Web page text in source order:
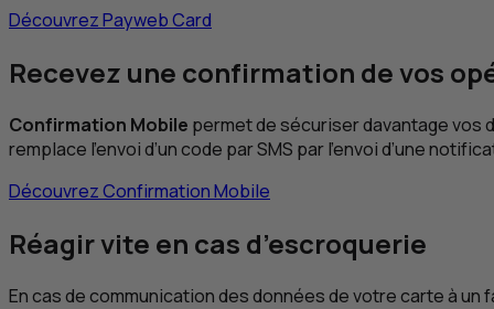
DécouvrezPayweb Card
Recevez une confirmation de vos
Confirmation Mobile permet de sécuriser davantage vos
remplace l’envoi d’un code parSMS par l’envoi d’une
Découvrez Confirmation Mobile
Réagir vite en cas d’escroquerie
En cas de communication des données de votre carte à